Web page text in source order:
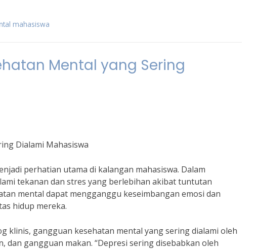
mahasiswa
Mental yang Sering
Dialami Mahasiswa
perhatian utama di kalangan mahasiswa. Dalam
tekanan dan stres yang berlebihan akibat tuntutan
mental dapat mengganggu keseimbangan emosi dan
hidup mereka.
klinis, gangguan kesehatan mental yang sering dialami oleh
dan gangguan makan. “Depresi sering disebabkan oleh